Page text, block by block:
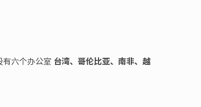
六个办公室 台湾、哥伦比亚、南非、越